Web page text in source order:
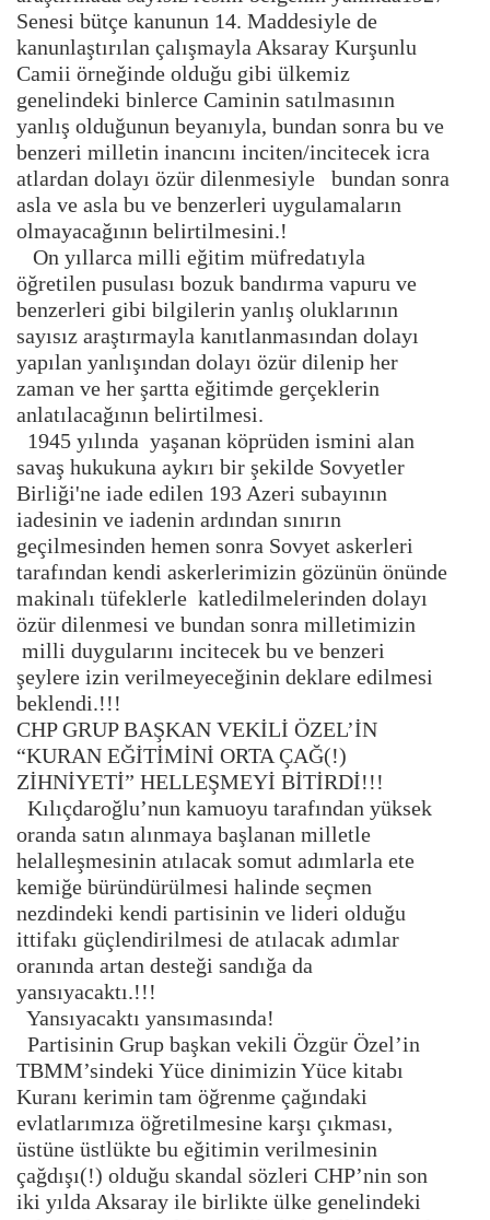
Senesi bütçe kanunun 14. Maddesiyle de
kanunlaştırılan çalışmayla Aksaray Kurşunlu
Camii örneğinde olduğu gibi ülkemiz
genelindeki binlerce Caminin satılmasının
yanlış olduğunun beyanıyla, bundan sonra bu ve
benzeri milletin inancını inciten/incitecek icra
atlardan dolayı özür dilenmesiyle bundan sonra
asla ve asla bu ve benzerleri uygulamaların
olmayacağının belirtilmesini.!
On yıllarca milli eğitim müfredatıyla
öğretilen pusulası bozuk bandırma vapuru ve
benzerleri gibi bilgilerin yanlış oluklarının
sayısız araştırmayla kanıtlanmasından dolayı
yapılan yanlışından dolayı özür dilenip her
zaman ve her şartta eğitimde gerçeklerin
anlatılacağının belirtilmesi.
1945 yılında yaşanan köprüden ismini alan
savaş hukukuna aykırı bir şekilde Sovyetler
Birliği'ne iade edilen 193 Azeri subayının
iadesinin ve iadenin ardından sınırın
geçilmesinden hemen sonra Sovyet askerleri
tarafından kendi askerlerimizin gözünün önünde
makinalı tüfeklerle katledilmelerinden dolayı
özür dilenmesi ve bundan sonra milletimizin
milli duygularını incitecek bu ve benzeri
şeylere izin verilmeyeceğinin deklare edilmesi
beklendi.!!!
CHP GRUP BAŞKAN VEKİLİ ÖZEL’İN
“KURAN EĞİTİMİNİ ORTA ÇAĞ(!)
ZİHNİYETİ” HELLEŞMEYİ BİTİRDİ!!!
Kılıçdaroğlu’nun kamuoyu tarafından yüksek
oranda satın alınmaya başlanan milletle
helalleşmesinin atılacak somut adımlarla ete
kemiğe büründürülmesi halinde seçmen
nezdindeki kendi partisinin ve lideri olduğu
ittifakı güçlendirilmesi de atılacak adımlar
oranında artan desteği sandığa da
yansıyacaktı.!!!
Yansıyacaktı yansımasında!
Partisinin Grup başkan vekili Özgür Özel’in
TBMM’sindeki Yüce dinimizin Yüce kitabı
Kuranı kerimin tam öğrenme çağındaki
evlatlarımıza öğretilmesine karşı çıkması,
üstüne üstlükte bu eğitimin verilmesinin
çağdışı(!) olduğu skandal sözleri CHP’nin son
iki yılda Aksaray ile birlikte ülke genelindeki